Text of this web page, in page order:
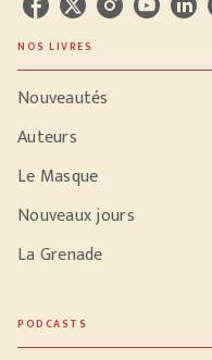
NOS LIVRES
Nouveautés
Auteurs
Le Masque
Nouveaux jours
La Grenade
PODCASTS